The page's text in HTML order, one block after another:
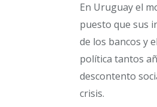
En Uruguay el
puesto que sus
de los bancos y
política tantos
descontento
crisis.